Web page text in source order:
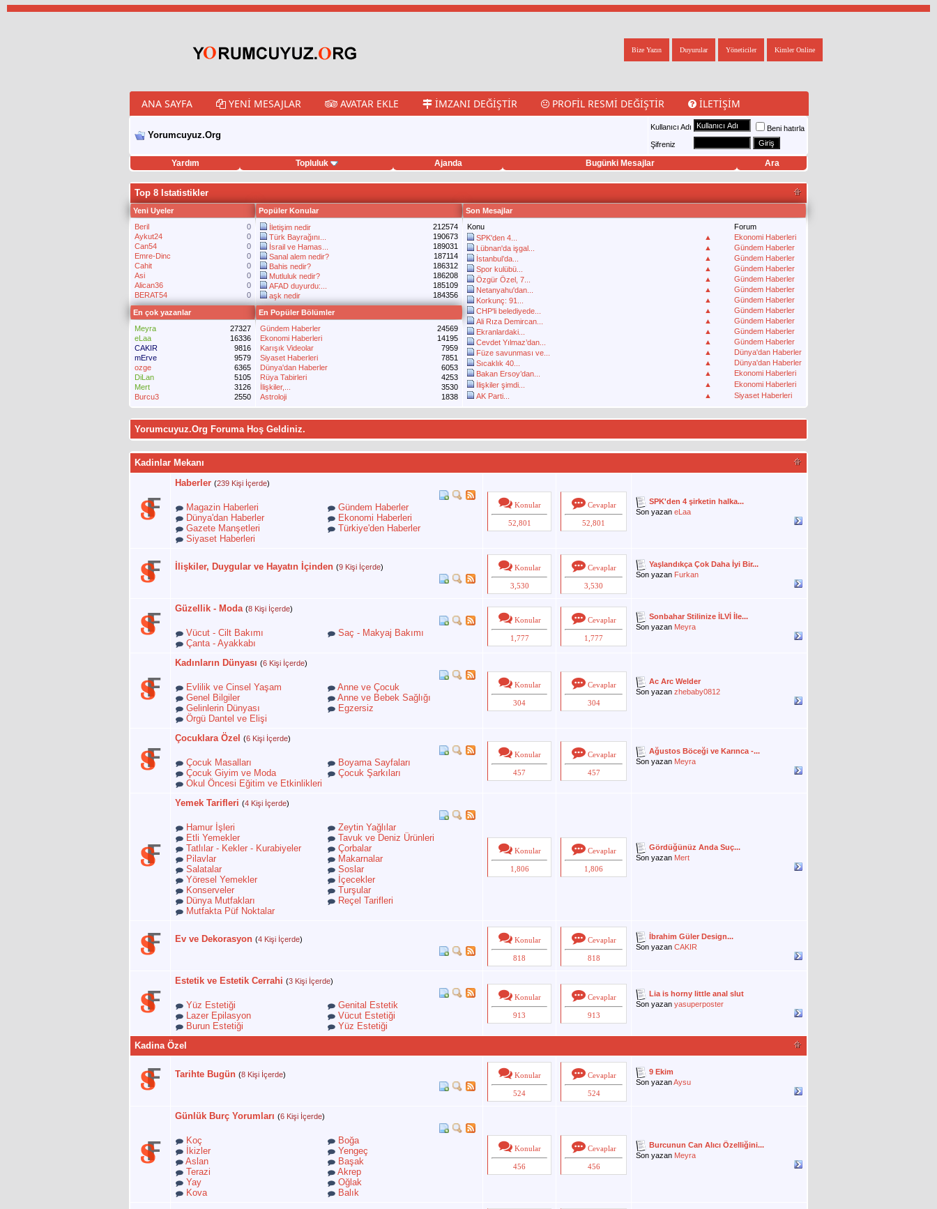
Kimler Online
Yöneticiler
Duyurular
Bize Yazın
ANA SAYFA YENI MESAJLAR AVATAR EKLE İMZANI DEĞIŞTIR PROFIL RESMI DEĞIŞTIR İLETIŞIM
Yorumcuyuz.Org
Kullanıcı Adı
Beni hatırla
Şifreniz
Yardım Topluluk Ajanda Bugünki Mesajlar Ara
porno izle twitter retweet hilesi
Top 8 Istatistikler
Yeni Uyeler Popüler Konular
Son Mesajlar
Beril
0
Aykut24
0
Can54
0
Emre-Dinc
0
Cahit
0
Asi
0
Alican36
0
BERAT54
0
İletişim nedir
212574
Türk Bayrağını...
190673
İsrail ve Hamas...
189031
Sanal alem nedir?
187114
Bahis nedir?
186312
Mutluluk nedir?
186208
AFAD duyurdu:...
185109
aşk nedir
184356
Konu
Forum
SPK'den 4...
▲
Ekonomi Haberleri
Lübnan'da işgal...
▲
Gündem Haberler
İstanbul’da...
▲
Gündem Haberler
Spor kulübü...
▲
Gündem Haberler
Özgür Özel, 7...
▲
Gündem Haberler
Netanyahu'dan...
▲
Gündem Haberler
Korkunç: 91...
▲
Gündem Haberler
CHP'li belediyede...
▲
Gündem Haberler
Ali Rıza Demircan...
▲
Gündem Haberler
Ekranlardaki...
▲
Gündem Haberler
Cevdet Yılmaz’dan...
▲
Gündem Haberler
Füze savunması ve...
▲
Dünya'dan Haberler
Sıcaklık 40...
▲
Dünya'dan Haberler
Bakan Ersoy’dan...
▲
Ekonomi Haberleri
İlişkiler şimdi...
▲
Ekonomi Haberleri
AK Parti...
▲ Siyaset Haberleri
En çok yazanlar
En Popüler Bölümler
Meyra
27327
eLaa
16336
CAKIR
9816
mErve
9579
ozge
6365
DiLan
5105
Mert
3126
Burcu3
2550
Gündem Haberler
24569
Ekonomi Haberleri
14195
Karışık Videolar
7959
Siyaset Haberleri
7851
Dünya'dan Haberler
6053
Rüya Tabirleri
4253
İlişkiler,...
3530
Astroloji
1838
Yorumcuyuz.Org Foruma Hoş Geldiniz.
Kadinlar Mekanı
Haberler (239 Kişi İçerde)
Magazin Haberleri
Gündem Haberler
Dünya'dan Haberler
Ekonomi Haberleri
Gazete Manşetleri
Türkiye'den Haberler
Siyaset Haberleri
Konular
52,801
Cevaplar
52,801
SPK'den 4 şirketin halka...
Son yazan eLaa
İlişkiler, Duygular ve Hayatın İçinden (9 Kişi İçerde) Konular
3,530
Cevaplar
3,530
Yaşlandıkça Çok Daha İyi Bir...
Son yazan Furkan
Güzellik - Moda (8 Kişi İçerde)
Vücut - Cilt Bakımı
Saç - Makyaj Bakımı
Çanta - Ayakkabı
Konular
1,777
Cevaplar
1,777
Sonbahar Stilinize İLVİ İle...
Son yazan Meyra
Kadınların Dünyası (6 Kişi İçerde)
Evlilik ve Cinsel Yaşam
Anne ve Çocuk
Genel Bilgiler
Anne ve Bebek Sağlığı
Gelinlerin Dünyası
Egzersiz
Örgü Dantel ve Elişi
Konular
304
Cevaplar
304
Ac Arc Welder
Son yazan zhebaby0812
Çocuklara Özel (6 Kişi İçerde)
Çocuk Masalları
Boyama Sayfaları
Çocuk Giyim ve Moda
Çocuk Şarkıları
Okul Öncesi Eğitim ve Etkinlikleri
Konular
457
Cevaplar
457
Ağustos Böceği ve Karınca -...
Son yazan Meyra
Yemek Tarifleri (4 Kişi İçerde)
Hamur İşleri
Zeytin Yağlılar
Etli Yemekler
Tavuk ve Deniz Ürünleri
Tatlılar - Kekler - Kurabiyeler
Çorbalar
Pilavlar
Makarnalar
Salatalar
Soslar
Yöresel Yemekler
İçecekler
Konserveler
Turşular
Dünya Mutfakları
Reçel Tarifleri
Mutfakta Püf Noktalar
Konular
1,806
Cevaplar
1,806
Gördüğünüz Anda Suç...
Son yazan Mert
Ev ve Dekorasyon (4 Kişi İçerde) Konular
818
Cevaplar
818
İbrahim Güler Design...
Son yazan CAKIR
Estetik ve Estetik Cerrahi (3 Kişi İçerde)
Yüz Estetiği
Genital Estetik
Lazer Epilasyon
Vücut Estetiği
Burun Estetiği
Yüz Estetiği
Konular
913
Cevaplar
913
Lia is horny little anal slut
Son yazan yasuperposter
Kadina Özel
Tarihte Bugün (8 Kişi İçerde) Konular
524
Cevaplar
524
9 Ekim
Son yazanAysu
Günlük Burç Yorumları (6 Kişi İçerde)
Koç
Boğa
İkizler
Yengeç
Aslan
Başak
Terazi
Akrep
Yay
Oğlak
Kova
Balık
Konular
456
Cevaplar
456
Burcunun Can Alıcı Özelliğini...
Son yazan Meyra